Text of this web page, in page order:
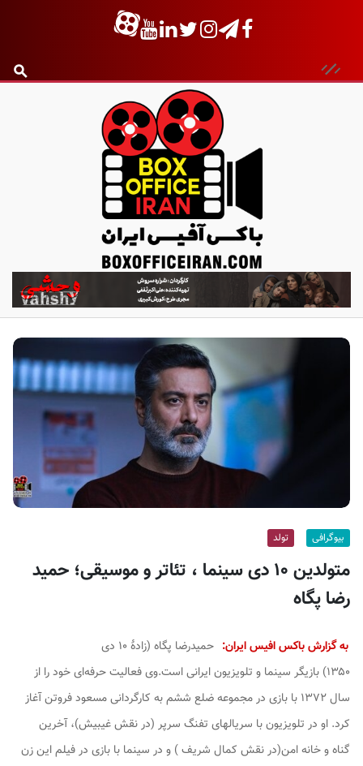
ب
ا
ک
س
ف
ی
س
ی
ر
ن
بیوگرافی تولد
متولدین ۱۰ دی سینما ، تئاتر و موسیقی؛ حمید
رضا پگاه
به گزارش باکس افیس ایران:
حمیدرضا پگاه (زادهٔ ۱۰ دی
۱۳۵۰) بازیگر سینما و تلویزیون ایرانی است.وی فعالیت حرفه‌ای خود را از
سال ۱۳۷۲ با بازی در مجموعه
ضلع ششمبه کارگردانی مسعود فروتن آغاز
کرد. او در تلویزیون با سریالهای تفنگ سرپر (در نقشغیبیش)،آخرین
گناهوخانه امن(در نقش کمال شریف) و در سینما با بازی در فیلماین زن